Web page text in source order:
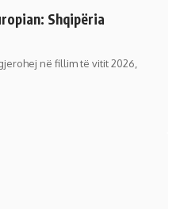
Shqipëria
në fillim të vitit 2026,